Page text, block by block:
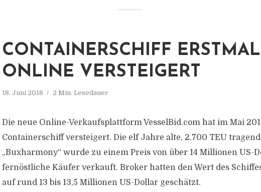
CONTAINERSCHIFF
ONLINE VERSTEIGERT
18. Juni 2018 2 Min. Lesedauer
Die neue Online-Verkaufsplattform VesselBid.com hat im Mai
Containerschiff versteigert. Die elf Jahre alte, 2.700 TEU
„Buxharmony“ wurde zu einem Preis von über 14 Millionen US-
fernöstliche Käufer verkauft. Broker hatten den Wert des
auf rund 13 bis 13,5 Millionen US-Dollar geschätzt.